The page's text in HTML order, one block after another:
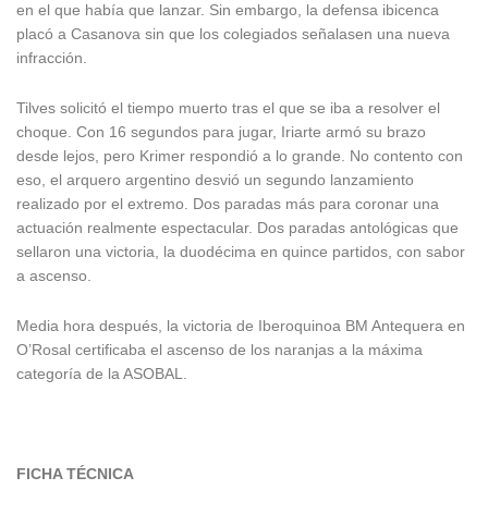
en el que había que lanzar. Sin embargo, la defensa ibicenca
placó a Casanova sin que los colegiados señalasen una nueva
infracción.
Tilves solicitó el tiempo muerto tras el que se iba a resolver el
choque. Con 16 segundos para jugar, Iriarte armó su brazo
desde lejos, pero Krimer respondió a lo grande. No contento con
eso, el arquero argentino desvió un segundo lanzamiento
realizado por el extremo. Dos paradas más para coronar una
actuación realmente espectacular. Dos paradas antológicas que
sellaron una victoria, la duodécima en quince partidos, con sabor
a ascenso.
Media hora después, la victoria de Iberoquinoa BM Antequera en
O’Rosal certificaba el ascenso de los naranjas a la máxima
categoría de la ASOBAL.
FICHA TÉCNICA